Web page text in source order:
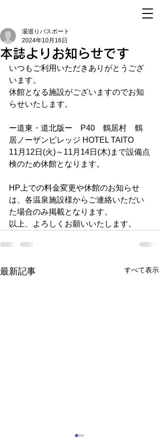
本誌よりお知らせです
湯巡りパスポート
2024年10月16日
いつもご利用いただきありがとうござ
います。
休館となる施設がございますのでお知
らせいたします。
ー道東・道北版ー　P40　鶴居村　鶴
居ノーザンビレッジ HOTEL TAITO
11月12日(火)～11月14日(木)まで設備点
検のため休館となります。
HP上での料金変更や休館のお知らせ
は、各温泉施設様からご連絡いただい
た場合のみ掲載となります。
以上、よろしくお願いいたします。
最新記事 すべて表示